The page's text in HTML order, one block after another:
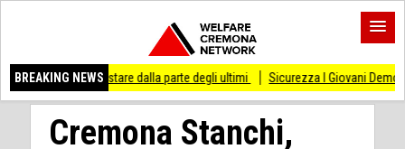
BREAKING NEWS
stare dalla parte degli ultimi Sicurezza I Giovani Democratici ribattono ai
Cremona Stanchi,